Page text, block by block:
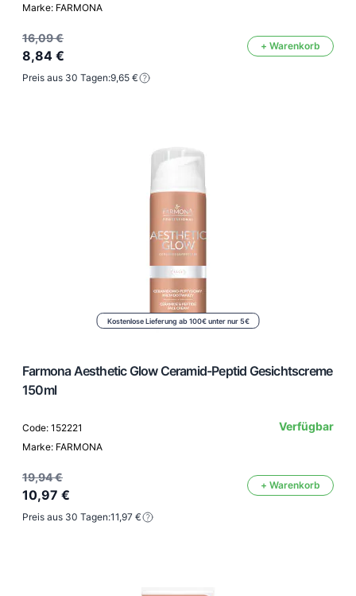
Marke: FARMONA
16,09 €
8,84 €
+ Warenkorb
Preis aus 30 Tagen:9,65 €
Kostenlose Lieferung ab 100€ unter nur 5€
Farmona Aesthetic Glow Ceramid-Peptid Gesichtscreme
150ml
Code: 152221
Marke: FARMONA
Verfügbar
19,94 €
10,97 €
+ Warenkorb
Preis aus 30 Tagen:11,97 €